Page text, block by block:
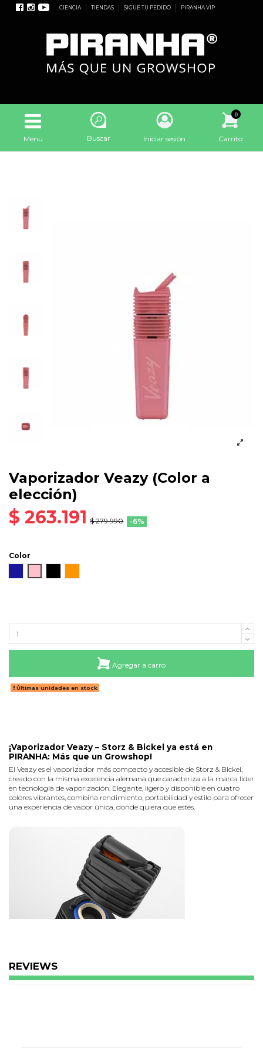
CIENCIA TIENDAS SIGUE TU PEDIDO PIRANHA VIP
Menu Buscar Iniciar sesión
0
Carrito
Vaporizador Veazy (Color a
elección)
$ 263.191 $ 279.990 -6%
Color
Agregar a carro
Últimas unidades en stock
¡Vaporizador Veazy – Storz & Bickel ya está en
PIRANHA: Más que un Growshop!
El Veazy es el vaporizador más compacto y accesible de Storz & Bickel,
creado con la misma excelencia alemana que caracteriza a la marca líder
en tecnología de vaporización. Elegante, ligero y disponible en cuatro
colores vibrantes, combina rendimiento, portabilidad y estilo para ofrecer
una experiencia de vapor única, donde quiera que estés.
REVIEWS